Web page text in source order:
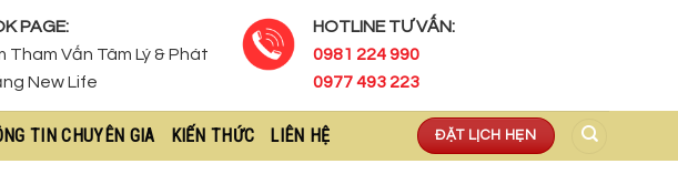
PAGE:
Tham Vấn Tâm Lý & Phát
New Life
HOTLINE TƯ VẤN:
0981 224 990
0977 493 223
TIN CHUYÊN GIA KIẾN THỨC LIÊN HỆ ĐẶT LỊCH HẸN